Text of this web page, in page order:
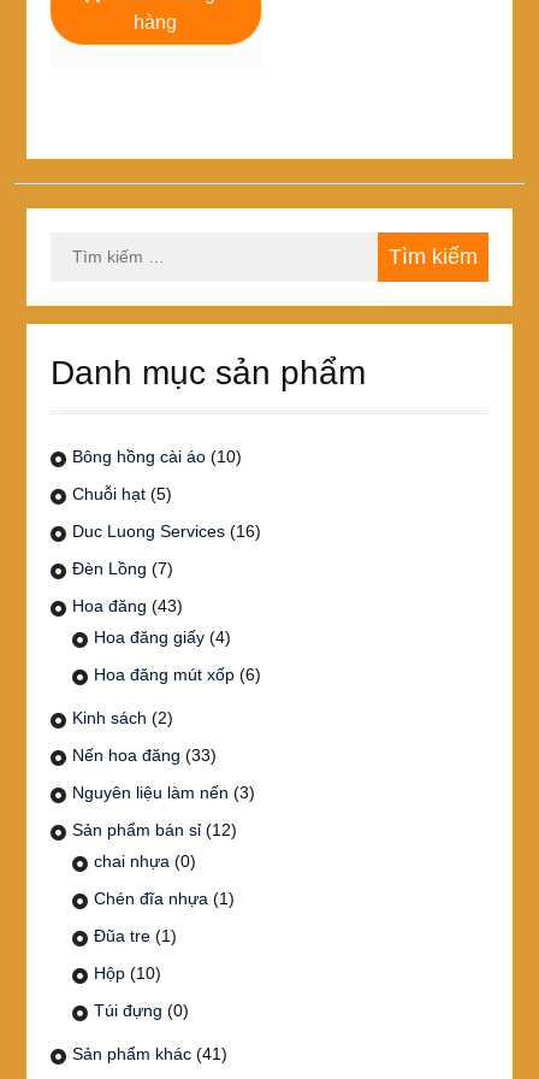
15,000₫.
12,000₫.
hàng
kiếm
Danh mục sản phẩm
Bông hồng cài áo (10)
Chuỗi hạt (5)
Duc Luong Services (16)
Đèn Lồng (7)
Hoa đăng (43)
Hoa đăng giấy (4)
Hoa đăng mút xốp (6)
Kinh sách (2)
Nến hoa đăng (33)
Nguyên liệu làm nến (3)
Sản phẩm bán sỉ (12)
chai nhựa (0)
Chén đĩa nhựa (1)
Đũa tre (1)
Hộp (10)
Túi đựng (0)
Sản phẩm khác (41)